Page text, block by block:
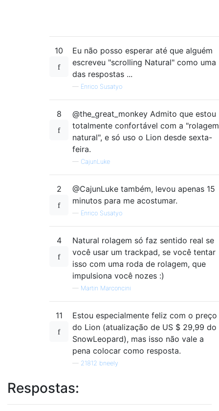
10
Eu não posso esperar até que alguém
escreveu "scrolling Natural" como uma
das respostas ...
— Enrico Susatyo
8
@the_great_monkey Admito que estou
totalmente confortável com a "rolagem
natural", e só uso o Lion desde sexta-
feira.
— CajunLuke
2
@CajunLuke também, levou apenas 15
minutos para me acostumar.
— Enrico Susatyo
4
Natural rolagem só faz sentido real se
você usar um trackpad, se você tentar
isso com uma roda de rolagem, que
impulsiona você nozes :)
— Martin Marconcini
11
Estou especialmente feliz com o preço
do Lion (atualização de US $ 29,99 do
SnowLeopard), mas isso não vale a
pena colocar como resposta.
— 21812 bneely
Respostas: